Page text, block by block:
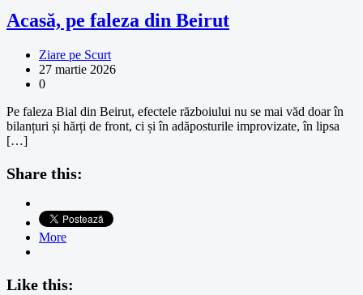
Acasă, pe faleza din Beirut
Ziare pe Scurt
27 martie 2026
0
Pe faleza Bial din Beirut, efectele războiului nu se mai văd doar în
bilanțuri și hărți de front, ci și în adăposturile improvizate, în lipsa
[…]
Share this:
More
Like this: